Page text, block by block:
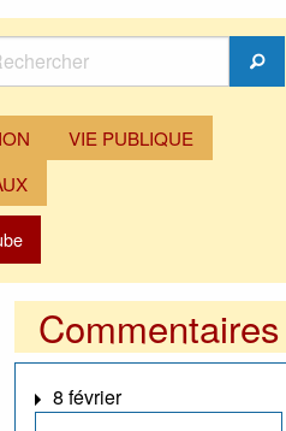
VIE PUBLIQUE
Commentaires
8 février